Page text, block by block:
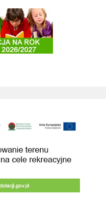
Budowa przebudowa drog prowadzacych do